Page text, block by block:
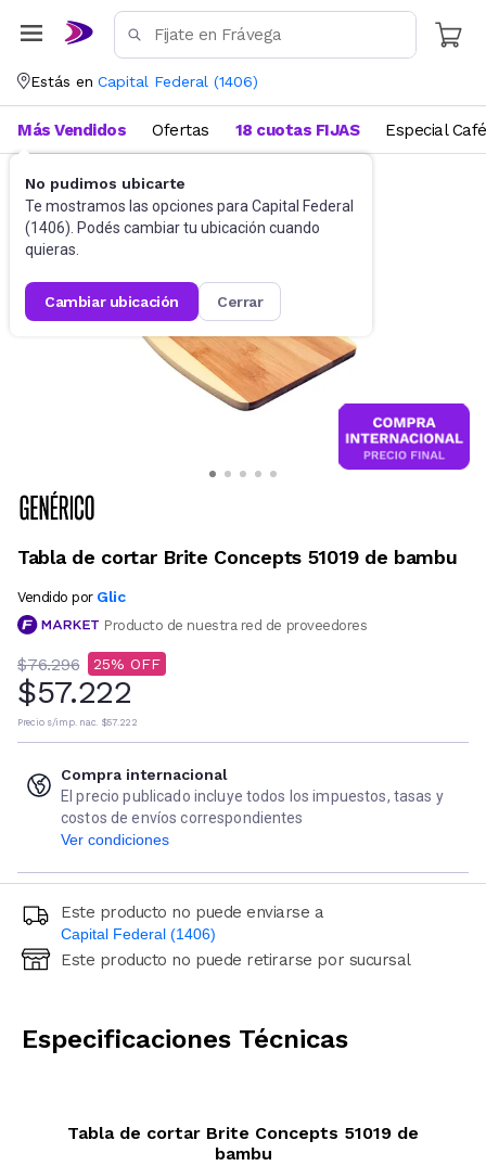
Estás en Capital Federal (1406)
No pudimos ubicarte
Te mostramos las opciones para Capital Federal
(1406). Podés cambiar tu ubicación cuando
quieras.
cambiar ubicación cerrar
Más Vendidos Ofertas 18 cuotas FIJAS Especial Café
Utensilios de cocina
Tabla de cortar Brite Concepts 51019 de bambu
Vendido por Glic
Producto de nuestra red de proveedores
$76.296 25
$57.222
Precio s/imp. nac. $57.222
Compra internacional
El precio publicado incluye todos los impuestos, tasas y
costos de envíos correspondientes
Ver condiciones
Este producto no puede enviarse a
Capital Federal (1406)
Ingresá código postal (sólo números)
Este producto no puede retirarse por sucursal
Especificaciones Técnicas
Tabla de cortar Brite Concepts 51019 de
bambu